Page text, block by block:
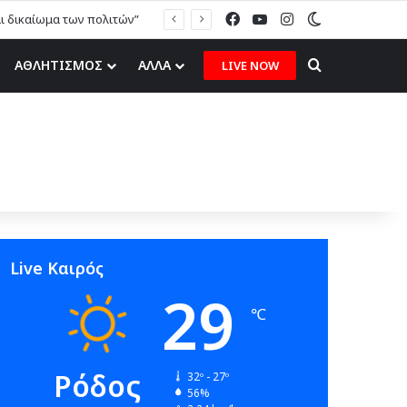
δικαίωμα των πολιτών” FacebookYouTubeInstagram
ΑΘΛΗΤΙΣΜΟΣ ΑΛΛΑ LIVE NOW Search for
Live Καιρός
Ρόδος
29 ℃
32º - 27º
56%